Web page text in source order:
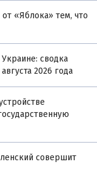
«Яблока» тем, что
сводка
2026 года
совершит